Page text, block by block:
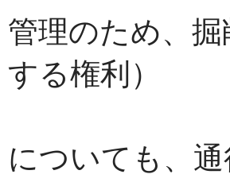
管理のため、
する権利）
についても、